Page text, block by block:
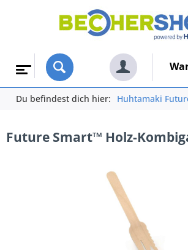
Du befindest dich hier: Huhtamaki
Future Smart™ Holz-